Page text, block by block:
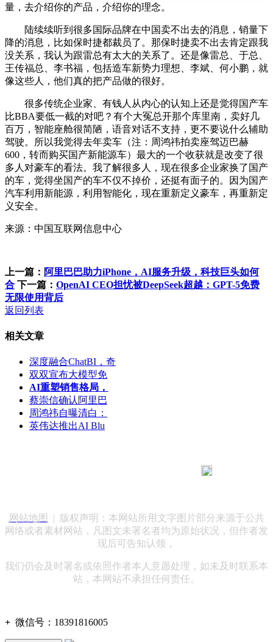
量，去介绍你的产品，介绍你的理念。
陆续续听到很多国际品牌在中国卖不出去的消息，销量下
降的消息，比如保时捷都裁员了。那保时捷卖不出去肯定跟我
没关系，我认为跟雷总有太大的关系了。还是像雷总、于总、
王传福总、李书福，包括造车新势力理想、李斌、何小鹏，就
像这些人，他们真的把产品做的很好。
很多传统企业家、有钱人从内心的认知上还是觉得国产车
比BBA要低一截的对吧？有个大冤总开那个库里南，卖好几
百万，智能座舱很简陋，语音对话不支持，更不要说什么辅助
驾驶。所以我觉得去年卖车（注：周鸿祎拍卖座驾迈巴赫
600，转而购买国产新能源车）最大的一个收获就是改变了很
多人对豪车的看法。我了解很多人，现在很多企业家换了国产
的车，觉得坐国产的车不仅不掉价，还挺有面子的。因为国产
汽车利用新能源，利用智能化，现在重新定义豪车，再重新定
义安全。
来源：中国互联网信息中心
上一篇： 阿里巴巴助力iPhone，AI服务升级，科技巨头如何
合 下一篇： OpenAI CEO担忧被DeepSeek超越：GPT-5免费
无限使用背后
返回列表
相关文章
深度融合ChatBI，奇
双双宣布大模型免
AI重塑销售格局，
蔡崇信确认阿里巴
周鸿祎自曝清白：
英伟达推出AI Blu
网站地图
| 版权声明：本网站所用文字图片部分来源于公共
网络或者素材网站，凡图文未署名者均为原始状况，但作者发
现后可告知认领，
我们仍会及时署名或依照作者本人意愿处理，如未及时联系本
站，本网站不承担任何责任。
+ 微信号： 18391816005